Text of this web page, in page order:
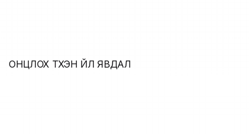
ОНЦЛОХ ТҮҮХЭН ҮЙЛ ЯВДАЛ